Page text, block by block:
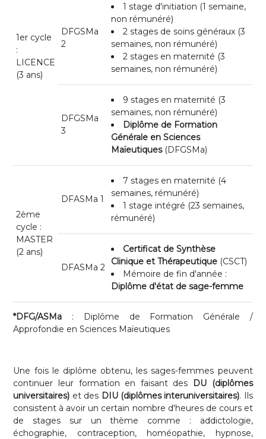
1er cycle
:
LICENCE
(3 ans)
DFGSMa
2
1 stage d'initiation (1 semaine,
non rémunéré)
2 stages de soins généraux (3
semaines, non rémunéré)
2 stages en maternité (3
semaines, non rémunéré)
DFGSMa
3
9 stages en maternité (3
semaines, non rémunéré)
Diplôme de Formation
Générale en Sciences
Maïeutiques(DFGSMa)
2ème
cycle :
MASTER
(2 ans)
DFASMa 1
7 stages en maternité (4
semaines, rémunéré)
1 stage intégré (23 semaines,
rémunéré)
DFASMa 2
Certificat de Synthèse
Clinique et Thérapeutique (CSCT)
Mémoire de fin d'année :
Diplôme d'état de sage-femme
*DFG/ASMa : Diplôme de Formation Générale /
Approfondie en Sciences Maïeutiques
Une fois le diplôme obtenu, les sages-femmes peuvent
continuer leur formation en faisant des
DU (diplômes
universitaires) et des DIU (diplômes interuniversitaires). Ils
consistent à avoir un certain nombre d'heures de cours et
de stages sur un thème comme : addictologie,
échographie, contraception, homéopathie, hypnose,